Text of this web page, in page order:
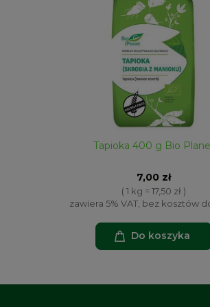
Tapioka 400 g Bio
7,00 zł
( 1 kg = 17,50 zł )
zawiera 5% VAT, bez kosztów
Do koszyka